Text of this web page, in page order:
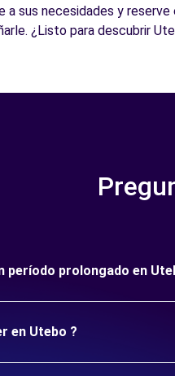
a sus necesidades y
¿Listo para descubrir
período prolongado en
en Utebo ?